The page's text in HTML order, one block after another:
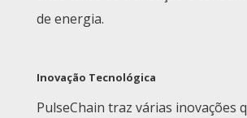
de energia.
Inovação Tecnológica
PulseChain traz várias inovações